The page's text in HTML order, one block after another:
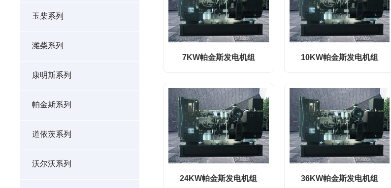
玉柴系列
潍柴系列
康明斯系列
帕金斯系列
道依茨系列
沃尔沃系列
7KW帕金斯发电机组 10KW帕金斯发电机组
24KW帕金斯发电机组 36KW帕金斯发电机组